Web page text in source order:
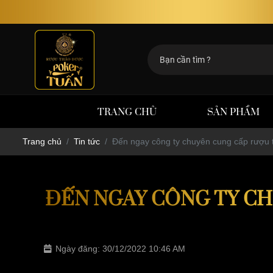
TRANG CHỦ SẢN PHẨM
Trang chủ Tin tức Đến ngay công ty chuyên cung cấp rượu
ĐẾN NGAY CÔNG TY
Ngày đăng: 30/12/2022 10:46 AM